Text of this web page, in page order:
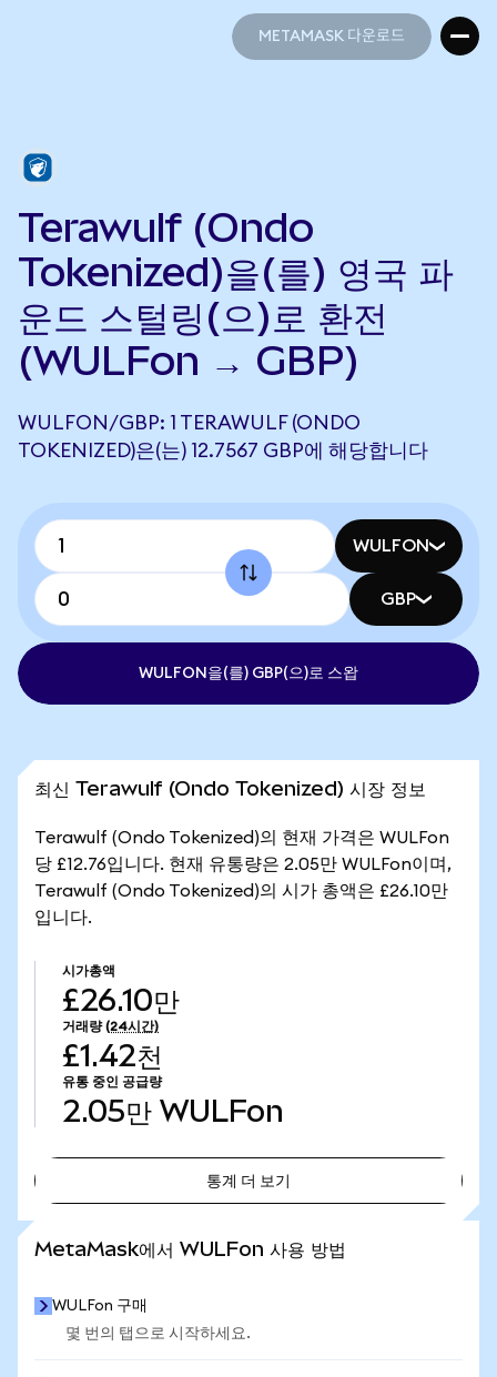
METAMASK 다운로드
Terawulf (Ondo
Tokenized)을(를) 영국 파
운드 스털링(으)로 환전
(WULFon → GBP)
WULFON/GBP: 1 TERAWULF (ONDO
TOKENIZED)은(는) 12.7567 GBP에 해당합니다
WULFON
GBP
WULFON을(를) GBP(으)로 스왑
최신 Terawulf (Ondo Tokenized) 시장 정보
Terawulf (Ondo Tokenized)의 현재 가격은 WULFon
당 £12.76입니다. 현재 유통량은 2.05만 WULFon이며,
Terawulf (Ondo Tokenized)의 시가 총액은 £26.10만
입니다.
시가총액
£26.10만
거래량 (24시간)
£1.42천
유통 중인 공급량
2.05만 WULFon
통계 더 보기
MetaMask에서 WULFon 사용 방법
WULFon 구매
몇 번의 탭으로 시작하세요.